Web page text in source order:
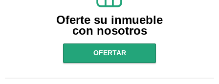
Oferte su inmueble
con nosotros
OFERTAR